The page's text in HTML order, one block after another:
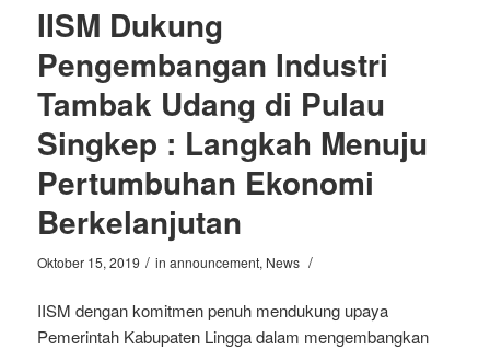
IISM Dukung
Pengembangan Industri
Tambak Udang di Pulau
Singkep : Langkah Menuju
Pertumbuhan Ekonomi
Berkelanjutan
Oktober 15, 2019 / in announcement, News /
IISM dengan komitmen penuh mendukung upaya
Pemerintah Kabupaten Lingga dalam mengembangkan